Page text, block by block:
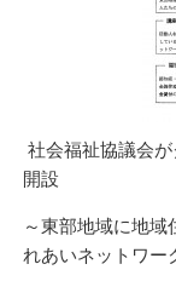
社会福祉協議会
開設
～東部地域に地
れあいネットワー